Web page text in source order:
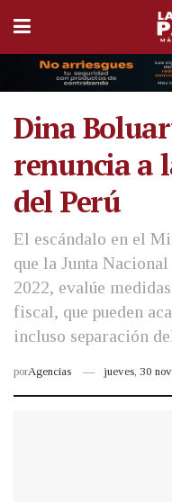
Dina
renuncia a
del Perú
El escándalo en el
que la Junta
2022, evalúe
fiscal, que pueden
incluso separación
porAgencias jueves, 30